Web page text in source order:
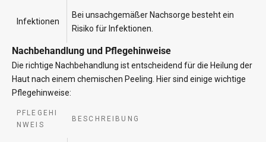
Infektionen
Bei unsachgemäßer Nachsorge besteht ein
Risiko für Infektionen.
Nachbehandlung und Pflegehinweise
Die richtige Nachbehandlung ist entscheidend für die Heilung der
Haut nach einem chemischen Peeling. Hier sind einige wichtige
Pflegehinweise:
PFLEGEHI
NWEIS
BESCHREIBUNG